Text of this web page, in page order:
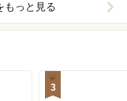
もっと見る
3